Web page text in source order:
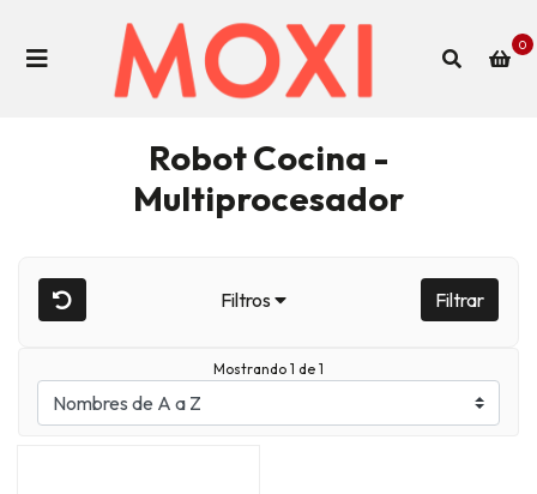
0
Robot Cocina -
Multiprocesador
Filtros Filtrar
Mostrando 1 de 1